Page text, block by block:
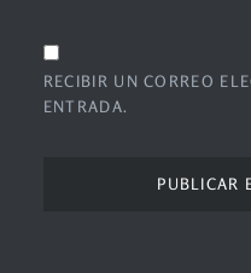
RECIBIR UN CORREO
ENTRADA.